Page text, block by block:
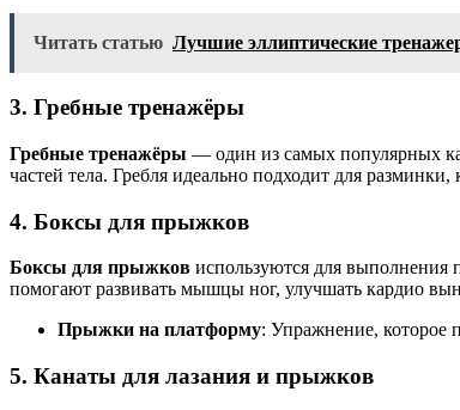
Читать статью Лучшие эллиптические
3. Гребные тренажёры
Гребные тренажёры — один из самых популярных
частей тела. Гребля идеально подходит для
4. Боксы для прыжков
Боксы для прыжков используются для
помогают развивать мышцы ног, улучшать кардио
Прыжки на платформу: Упражнение, которое
5. Канаты для лазания и прыжков